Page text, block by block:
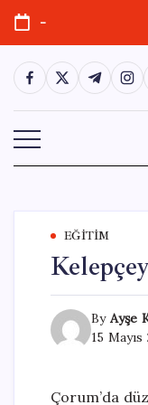
Skip
content
-
https://https://https://
EĞITIM
By Ayşe
15 Mayıs
Çorum’da